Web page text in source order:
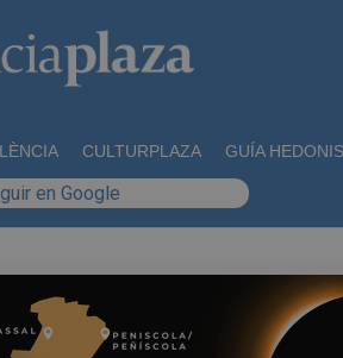
CULTURPLAZA GUÍA
en Google